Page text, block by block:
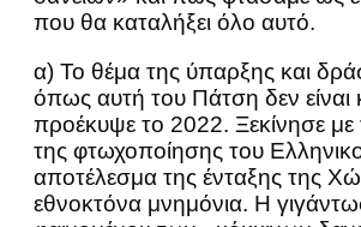
που θα καταλήξει όλο αυτό.
α) Το θέμα της ύπαρξης και
όπως αυτή του Πάτση δεν είναι
προέκυψε το 2022. Ξεκίνησε με
της φτωχοποίησης του
αποτέλεσμα της ένταξης της
εθνοκτόνα μνημόνια. Η